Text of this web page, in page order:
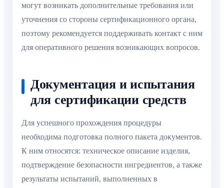
могут возникать дополнительные требования или
уточнения со стороны сертификационного органа,
поэтому рекомендуется поддерживать контакт с ним
для оперативного решения возникающих вопросов.
Документация и испытания
для сертификации средств
Для успешного прохождения процедуры
необходима подготовка полного пакета документов.
К ним относятся: техническое описание изделия,
подтверждение безопасности ингредиентов, а также
результаты испытаний, выполненных в